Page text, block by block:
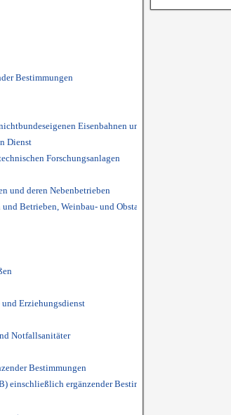
Bestimmungen
Eisenbahnen und deren Nebenbetrieben
Dienst
Forschungsanlagen
und deren Nebenbetrieben
Betrieben, Weinbau- und Obstanbaubetrieben
Erziehungsdienst
Notfallsanitäter
Bestimmungen
einschließlich ergänzender Bestimmungen